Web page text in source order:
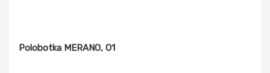
Polobotka MERANO, O1